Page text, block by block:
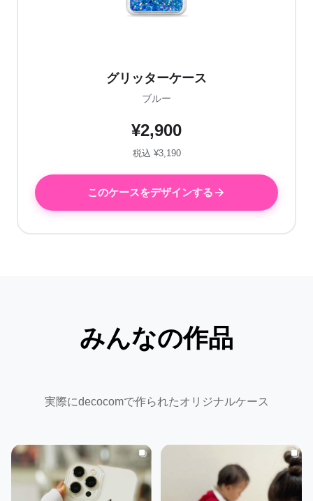
グリッターケース
ブルー
¥2,900
税込 ¥3,190
このケースをデザインする
みんなの作品
実際にdecocomで作られたオリジナルケース